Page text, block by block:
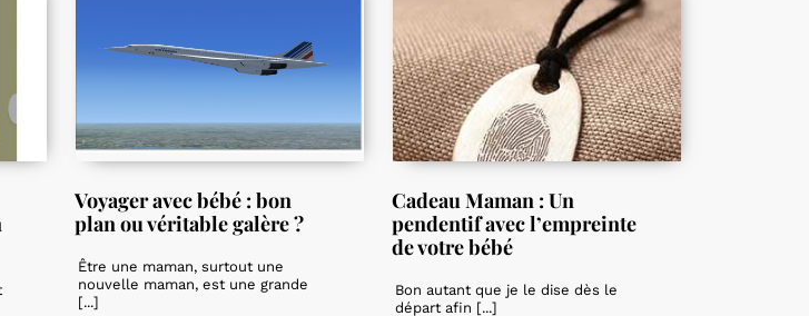
Voyager avec bébé : bon
plan ou véritable galère ?
Être une maman, surtout une
nouvelle maman, est une grande
[...]
Cadeau Maman : Un
pendentif avec l’empreinte
de votre bébé
Bon autant que je le dise dès le
départ afin [...]